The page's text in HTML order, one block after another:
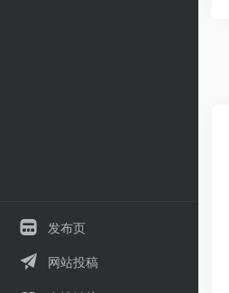
发布页
网站投稿